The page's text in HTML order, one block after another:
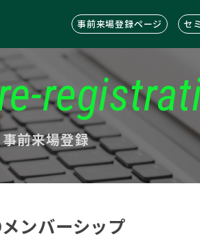
事前来場登録ページ セ
事前来場登録
ンバーシップ